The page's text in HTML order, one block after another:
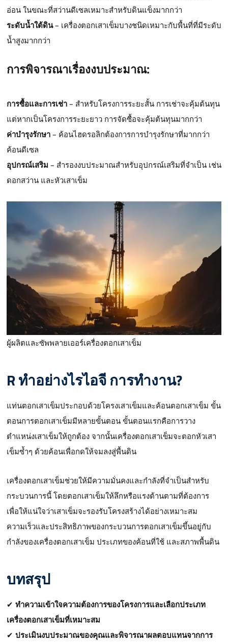
อ่อน ในขณะที่สว่านดีเซลเหมาะสำหรับดินแข็งมากกว่า
ระดับน้ำใต้ดิน– เครื่องตอกเสาเข็มบางชนิดเหมาะกับพื้นที่ที่มีระดับ
น้ำสูงมากกว่า
การพิจารณาเรื่องงบประมาณ:
การซื้อและการเช่า – สำหรับโครงการระยะสั้น การเช่าจะคุ้มต้นทุน
แต่หากเป็นโครงการระยะยาว การจัดซื้อจะคุ้มต้นทุนมากกว่า
ค่าบำรุงรักษา – ค้อนไฮดรอลิกต้องการการบำรุงรักษาที่มากกว่า
ค้อนดีเซล
อุปกรณ์เสริม – สำรองงบประมาณสำหรับอุปกรณ์เสริมที่จำเป็น เช่น
ดอกสว่าน และหัวเสาเข็ม
ผู้ผลิตและซัพพลายเออร์เครื่องตอกเสาเข็ม
R ทำอย่างไรไอจีการทำงาน?
แท่นตอกเสาเข็มประกอบด้วยโครงเสาเข็มและค้อนตอกเสาเข็ม ขั้น
ตอนการตอกเสาเข็มมีหลายขั้นตอน ขั้นตอนแรกคือการวาง
ตำแหน่งเสาเข็มให้ถูกต้อง จากนั้นเครื่องตอกเสาเข็มจะตอกหัวเสา
เข็มซ้ำๆ ด้วยค้อนเพื่อกดให้จมลงสู่พื้นดิน
เครื่องตอกเสาเข็มช่วยให้มีความมั่นคงและกำลังที่จำเป็นสำหรับ
กระบวนการนี้ โดยตอกเสาเข็มให้ลึกหรือแรงต้านตามที่ต้องการ
เพื่อให้แน่ใจว่าเสาเข็มจะรองรับโครงสร้างได้อย่างเหมาะสม
ความเร็วและประสิทธิภาพของกระบวนการตอกเสาเข็มขึ้นอยู่กับ
กำลังของเครื่องตอกเสาเข็ม ประเภทของค้อนที่ใช้ และสภาพพื้นดิน
บทสรุป
✔ ทำความเข้าใจความต้องการของโครงการและเลือกประเภท
เครื่องตอกเสาเข็มที่เหมาะสม
✔ ประเมินงบประมาณของคุณและพิจารณาผลตอบแทนจากการ